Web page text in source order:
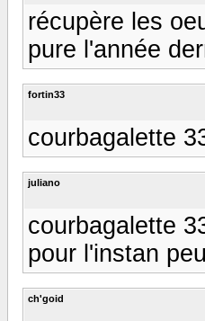
récupère les
pure l'année
fortin33
courbagalette
juliano
courbagalette
pour l'instan
ch'goid